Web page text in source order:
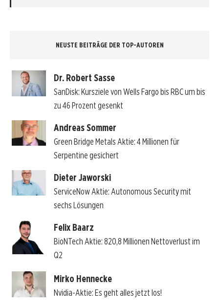
NEUSTE BEITRÄGE DER TOP-AUTOREN
Dr. Robert Sasse
SanDisk: Kursziele von Wells Fargo bis RBC um bis
zu 46 Prozent gesenkt
Andreas Sommer
Green Bridge Metals Aktie: 4 Millionen für
Serpentine gesichert
Dieter Jaworski
ServiceNow Aktie: Autonomous Security mit
sechs Lösungen
Felix Baarz
BioNTech Aktie: 820,8 Millionen Nettoverlust im
Q2
Mirko Hennecke
Nvidia-Aktie: Es geht alles jetzt los!